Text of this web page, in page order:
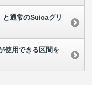
と通常のSuicaグリ
使用できる区間を